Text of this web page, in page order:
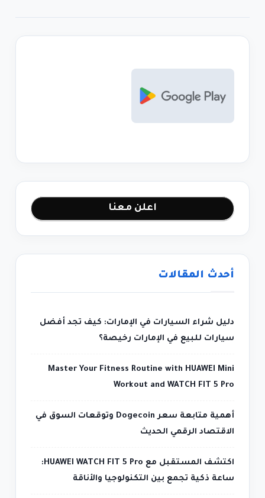
اعلن معنا
أحدث المقالات
دليل شراء السيارات في الإمارات: كيف تجد أفضل
سيارات للبيع في الإمارات رخيصة؟
Master Your Fitness Routine with HUAWEI Mini
Workout and WATCH FIT 5 Pro
أهمية متابعة سعر Dogecoin وتوقعات السوق في
الاقتصاد الرقمي الحديث
اكتشف المستقبل مع HUAWEI WATCH FIT 5 Pro:
ساعة ذكية تجمع بين التكنولوجيا والأناقة